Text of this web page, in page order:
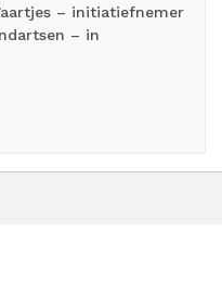
– initiatiefnemer
– in